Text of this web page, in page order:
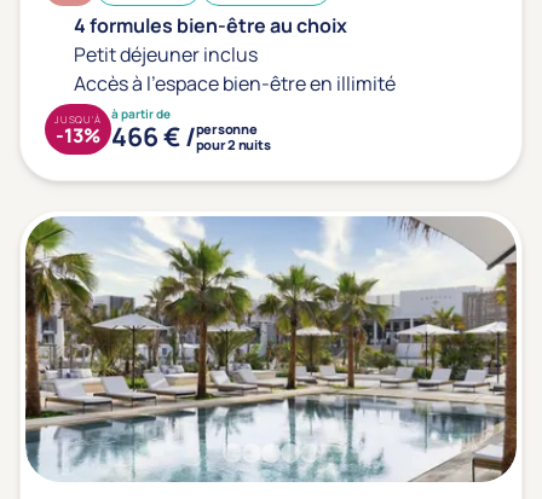
Thématiques bien-être
Accès à l'espace bien-être
Massage, détente, Rituel du monde
Remise en forme
(0)
Gestion du stress / sommeil
(0)
Spécial dos
(0)
Prévention santé
(0)
Sport
(0)
Yoga
(0)
Offres spéciales
4 formules bien-être au choix
Petit déjeuner inclus
Accès à l'espace bien-être en illimité
à partir de
466 € /personne
pour 2 nuits
JUSQU'À
-13%